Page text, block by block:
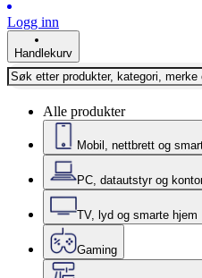
Logg inn
Handlekurv
Alle produkter
Mobil, nettbrett og
PC, datautstyr og
TV, lyd og smarte hjem
Gaming